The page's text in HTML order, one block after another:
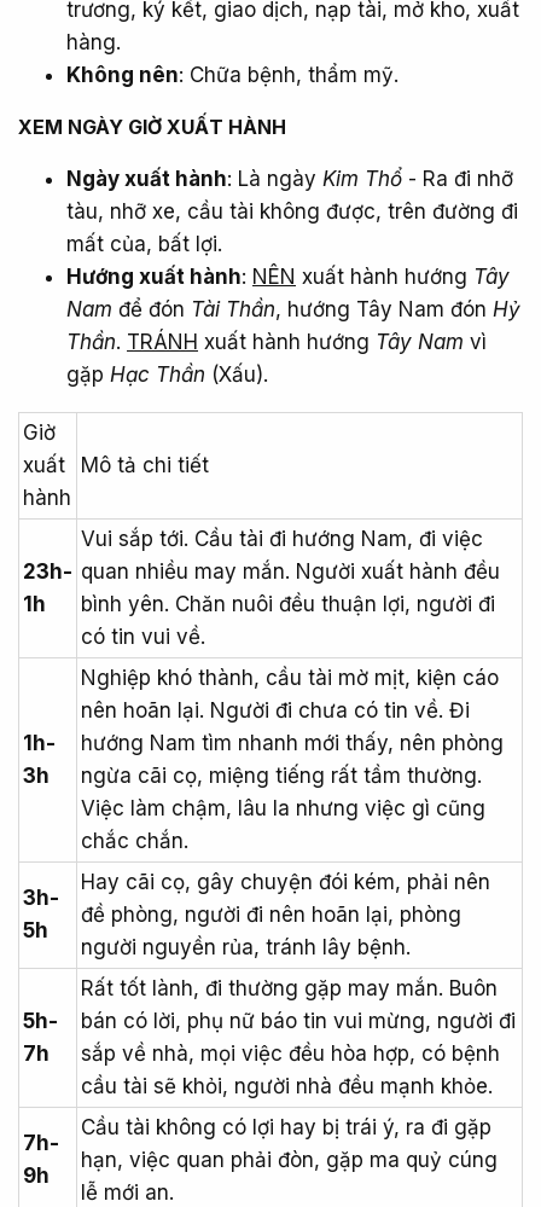
trương, ký kết, giao dịch, nạp tài, mở kho, xuất
hàng.
Không nên: Chữa bệnh, thẩm mỹ.
XEM NGÀY GIỜ XUẤT HÀNH​
Ngày xuất hành: Là ngày Kim Thổ - Ra đi nhỡ
tàu, nhỡ xe, cầu tài không được, trên đường đi
mất của, bất lợi.
Hướng xuất hành: NÊN xuất hành hướng Tây
Nam để đón Tài Thần, hướng Tây Nam đón Hỷ
Thần. TRÁNH xuất hành hướng Tây Nam vì
gặp Hạc Thần (Xấu).
Giờ
xuất
hành
Mô tả chi tiết
23h-
1h
Vui sắp tới. Cầu tài đi hướng Nam, đi việc
quan nhiều may mắn. Người xuất hành đều
bình yên. Chăn nuôi đều thuận lợi, người đi
có tin vui về.
1h-
3h
Nghiệp khó thành, cầu tài mờ mịt, kiện cáo
nên hoãn lại. Người đi chưa có tin về. Đi
hướng Nam tìm nhanh mới thấy, nên phòng
ngừa cãi cọ, miệng tiếng rất tầm thường.
Việc làm chậm, lâu la nhưng việc gì cũng
chắc chắn.
3h-
5h
Hay cãi cọ, gây chuyện đói kém, phải nên
đề phòng, người đi nên hoãn lại, phòng
người nguyền rủa, tránh lây bệnh.
5h-
7h
Rất tốt lành, đi thường gặp may mắn. Buôn
bán có lời, phụ nữ báo tin vui mừng, người đi
sắp về nhà, mọi việc đều hòa hợp, có bệnh
cầu tài sẽ khỏi, người nhà đều mạnh khỏe.
7h-
9h
Cầu tài không có lợi hay bị trái ý, ra đi gặp
hạn, việc quan phải đòn, gặp ma quỷ cúng
lễ mới an.